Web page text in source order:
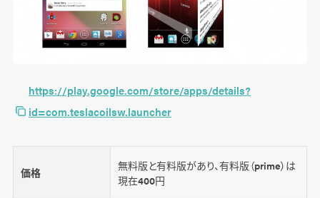
https://play.google.com/store/apps/details?
id=com.teslacoilsw.launcher
価格
無料版と有料版があり、有料版（prime）は
現在400円